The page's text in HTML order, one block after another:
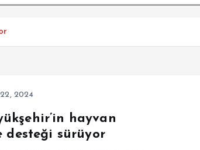
22, 2024
hayvan
desteği sürüyor